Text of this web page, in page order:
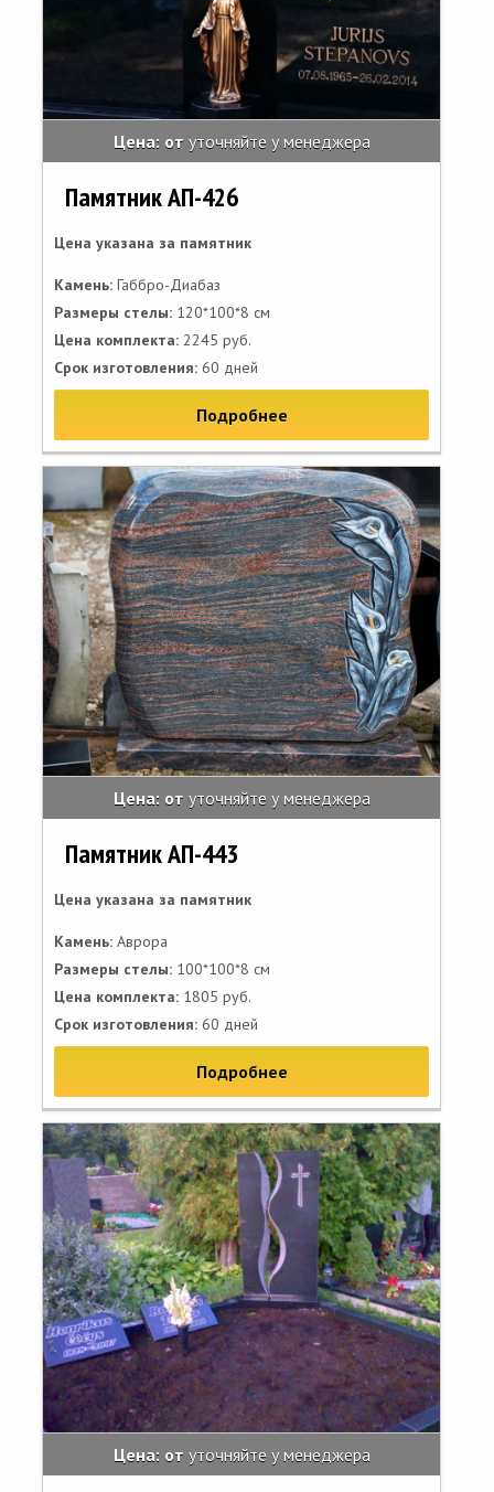
Цена: от уточняйте у менеджера
Памятник АП-426
Цена указана за памятник
Камень: Габбро-Диабаз
Размеры стелы: 120*100*8 см
Цена комплекта: 2245 руб.
Срок изготовления: 60 дней
Подробнее
Цена: от уточняйте у менеджера
Памятник АП-443
Цена указана за памятник
Камень: Аврора
Размеры стелы: 100*100*8 см
Цена комплекта: 1805 руб.
Срок изготовления: 60 дней
Подробнее
Цена: от уточняйте у менеджера